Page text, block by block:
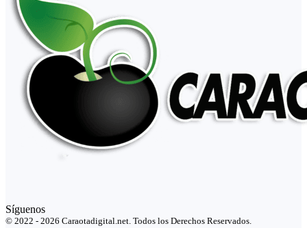
Síguenos
© 2022 - 2026 Caraotadigital.net. Todos los Derechos Reservados.